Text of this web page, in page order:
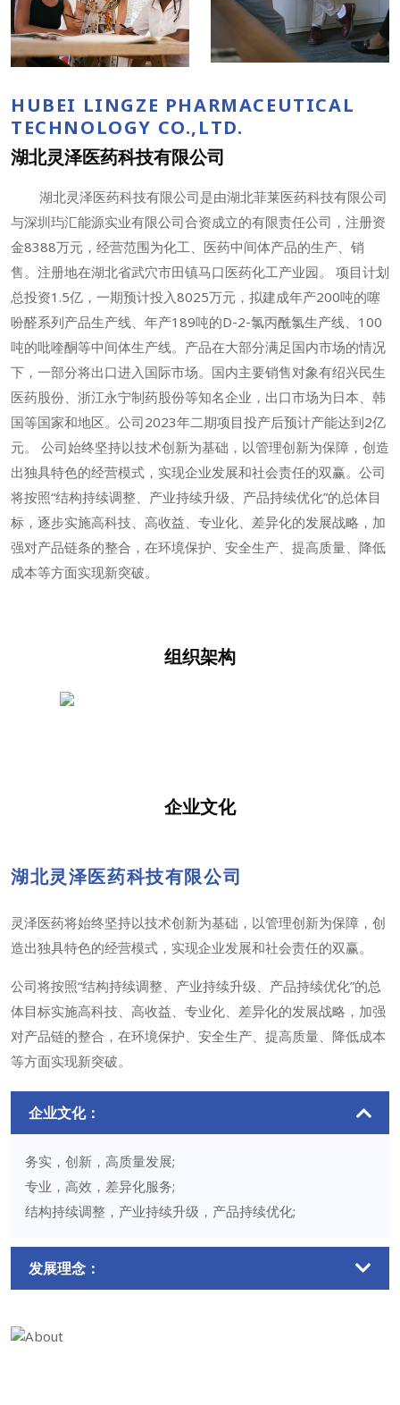
HUBEI LINGZE PHARMACEUTICAL
TECHNOLOGY CO.,LTD.
湖北灵泽医药科技有限公司
湖北灵泽医药科技有限公司是由湖北菲莱医药科技有限公司
与深圳玙汇能源实业有限公司合资成立的有限责任公司，注册资
金8388万元，经营范围为化工、医药中间体产品的生产、销
售。注册地在湖北省武穴市田镇马口医药化工产业园。 项目计划
总投资1.5亿，一期预计投入8025万元，拟建成年产200吨的噻
吩醛系列产品生产线、年产189吨的D-2-氯丙酰氯生产线、100
吨的吡喹酮等中间体生产线。产品在大部分满足国内市场的情况
下，一部分将出口进入国际市场。国内主要销售对象有绍兴民生
医药股份、浙江永宁制药股份等知名企业，出口市场为日本、韩
国等国家和地区。公司2023年二期项目投产后预计产能达到2亿
元。 公司始终坚持以技术创新为基础，以管理创新为保障，创造
出独具特色的经营模式，实现企业发展和社会责任的双赢。公司
将按照“结构持续调整、产业持续升级、产品持续优化”的总体目
标，逐步实施高科技、高收益、专业化、差异化的发展战略，加
强对产品链条的整合，在环境保护、安全生产、提高质量、降低
成本等方面实现新突破。
组织架构
企业文化
湖北灵泽医药科技有限公司
灵泽医药将始终坚持以技术创新为基础，以管理创新为保障，创
造出独具特色的经营模式，实现企业发展和社会责任的双赢。
公司将按照“结构持续调整、产业持续升级、产品持续优化”的总
体目标实施高科技、高收益、专业化、差异化的发展战略，加强
对产品链的整合，在环境保护、安全生产、提高质量、降低成本
等方面实现新突破。
企业文化：
务实，创新，高质量发展;
专业，高效，差异化服务;
结构持续调整，产业持续升级，产品持续优化;
发展理念：